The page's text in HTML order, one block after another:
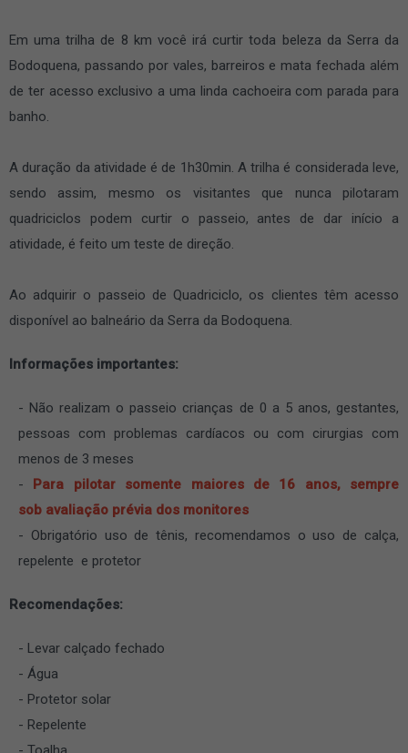
Em uma trilha de 8 km você irá curtir toda beleza da Serra da
Bodoquena, passando por vales, barreiros e mata fechada além
de ter acesso exclusivo a uma linda cachoeira com parada para
banho.
A duração da atividade é de 1h30min. A trilha é considerada leve,
sendo assim, mesmo os visitantes que nunca pilotaram
quadriciclos podem curtir o passeio, antes de dar início a
atividade, é feito um teste de direção.
Ao adquirir o passeio de Quadriciclo, os clientes têm acesso
disponível ao balneário da Serra da Bodoquena.
Informações importantes:
Não realizam o passeio crianças de 0 a 5 anos, gestantes,
pessoas com problemas cardíacos ou com cirurgias com
menos de 3 meses
Para pilotar somente maiores de 16 anos, sempre
sob avaliação prévia dos monitores
Obrigatório uso de tênis, recomendamos o uso de calça,
repelente e protetor
Recomendações:
Levar calçado fechado
Água
Protetor solar
Repelente